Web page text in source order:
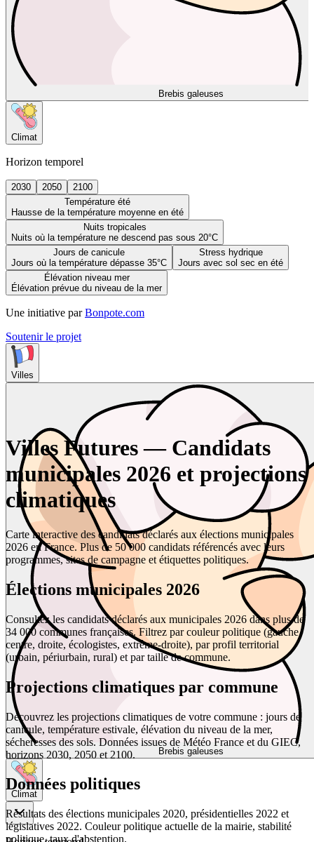
Brebis galeuses
Climat
Horizon temporel
2030 2050
2100
Température été
Hausse de la température moyenne en été
Nuits tropicales
Nuits où la température ne descend pas sous 20°C
Jours de canicule
Jours où la température dépasse 35°C
Stress hydrique
Jours avec sol sec en été
Élévation niveau mer
Élévation prévue du niveau de la mer
Une initiative par Bonpote.com
Soutenir le projet
Villes
Brebis galeuses
Climat
Villes Futures — Candidats
municipales 2026 et projections
climatiques
Carte interactive des candidats déclarés aux élections municipales
2026 en France. Plus de 50 000 candidats référencés avec leurs
programmes, sites de campagne et étiquettes politiques.
Élections municipales 2026
Consultez les candidats déclarés aux municipales 2026 dans plus de
34 000 communes françaises. Filtrez par couleur politique (gauche,
centre, droite, écologistes, extrême-droite), par profil territorial
(urbain, périurbain, rural) et par taille de commune.
Projections climatiques par commune
Découvrez les projections climatiques de votre commune : jours de
canicule, température estivale, élévation du niveau de la mer,
sécheresses des sols. Données issues de Météo France et du GIEC,
horizons 2030, 2050 et 2100.
Données politiques
Résultats des élections municipales 2020, présidentielles 2022 et
législatives 2022. Couleur politique actuelle de la mairie, stabilité
politique, taux d'abstention.